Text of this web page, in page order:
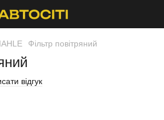
Фільтр повітряний
відгук